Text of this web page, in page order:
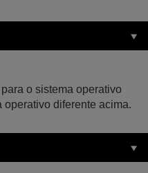
o sistema operativo
diferente acima.